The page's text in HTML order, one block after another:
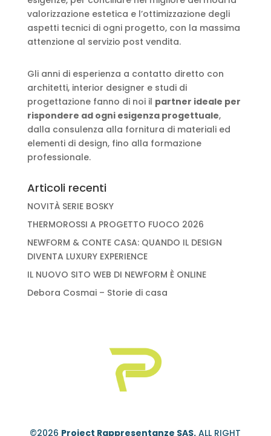
valorizzazione estetica e l’ottimizzazione degli
aspetti tecnici di ogni progetto, con la massima
attenzione al servizio post vendita.
Gli anni di esperienza a contatto diretto con
architetti, interior designer e studi di
progettazione fanno di noi il partner ideale per
rispondere ad ogni esigenza progettuale,
dalla consulenza alla fornitura di materiali ed
elementi di design, fino alla formazione
professionale.
Articoli recenti
NOVITÀ SERIE BOSKY
THERMOROSSI A PROGETTO FUOCO 2026
NEWFORM & CONTE CASA: QUANDO IL DESIGN
DIVENTA LUXURY EXPERIENCE
IL NUOVO SITO WEB DI NEWFORM È ONLINE
Debora Cosmai – Storie di casa
©2026 Project Rappresentanze SAS. ALL RIGHT